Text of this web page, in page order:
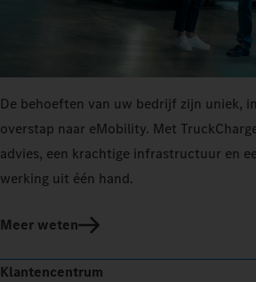
De behoeften van uw bedrijf zijn uniek,
overstap naar eMobility. Met
advies, een krachtige infrastructuur en
werking uit één hand.
Meer weten
Klantencentrum